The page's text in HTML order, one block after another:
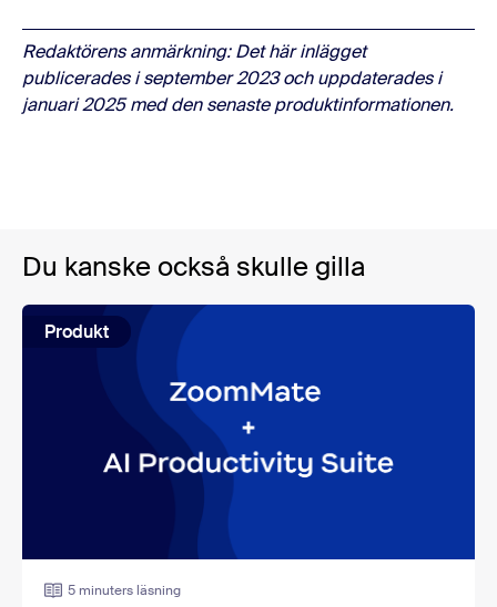
Redaktörens anmärkning: Det här inlägget
publicerades i september 2023 och uppdaterades i
januari 2025 med den senaste produktinformationen.
Du kanske också skulle gilla
Produkt
5 minuters läsning